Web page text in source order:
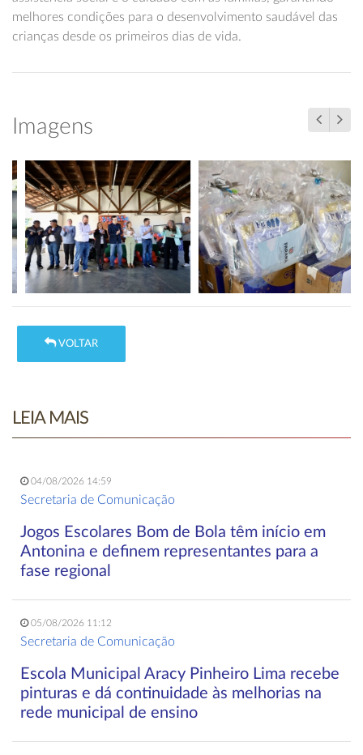
melhores condições para o desenvolvimento saudável das
crianças desde os primeiros dias de vida.
Imagens
VOLTAR
LEIA MAIS
04/08/2026 14:59
Secretaria de Comunicação
Jogos Escolares Bom de Bola têm início em
Antonina e definem representantes para a
fase regional
05/08/2026 11:12
Secretaria de Comunicação
Escola Municipal Aracy Pinheiro Lima recebe
pinturas e dá continuidade às melhorias na
rede municipal de ensino